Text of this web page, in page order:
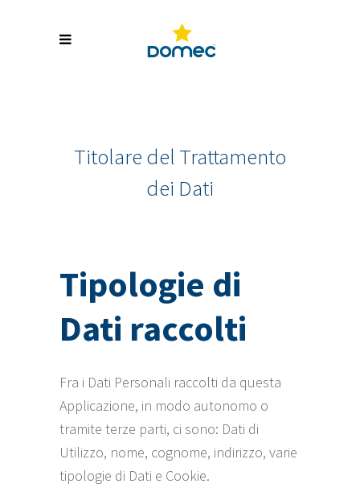
Titolare del Trattamento
dei Dati
Tipologie di
Dati raccolti
Fra i Dati Personali raccolti da questa
Applicazione, in modo autonomo o
tramite terze parti, ci sono: Dati di
Utilizzo, nome, cognome, indirizzo, varie
tipologie di Dati e Cookie.